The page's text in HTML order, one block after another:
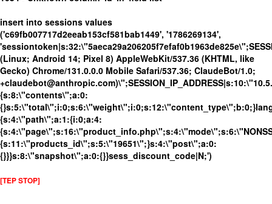
insert into sessions values
('c69fb007717d2eeab153cf581bab1449', '1786269134',
(Linux; Android 14; Pixel 8) AppleWebKit/537.36 (KHTML, like
Gecko) Chrome/131.0.0.0 Mobile Safari/537.36; ClaudeBot/1.0;
{s:8:\"contents\";a:0:
{s:4:\"path\";a:1:{i:0;a:4:
{s:11:\"products_id\";s:5:\"19651\";}s:4:\"post\";a:0:
{}}}s:8:\"snapshot\";a:0:{}}sess_discount_code|N;')
[TEP STOP]